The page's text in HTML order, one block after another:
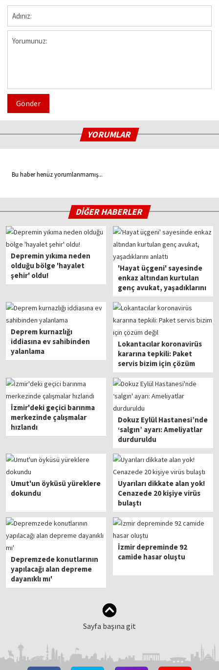
Gönder
YORUMLAR
Bu haber henüz yorumlanmamış...
DİĞER HABERLER
Depremin yıkıma neden
olduğu bölge 'hayalet
şehir' oldu!
'Hayat üçgeni' sayesinde
enkaz altından kurtulan
genç avukat, yaşadıklarını
anlattı
Deprem kurnazlığı
iddiasına ev sahibinden
yalanlama
Lokantacılar koronavirüs
kararına tepkili: Paket
servis bizim için çözüm
değil
İzmir'deki geçici barınma
merkezinde çalışmalar
hızlandı
Dokuz Eylül Hastanesi’nde
‘salgın’ ayarı: Ameliyatlar
durduruldu
Umut'un öyküsü yüreklere
dokundu
Uyarıları dikkate alan yok!
Cenazede 20 kişiye virüs
bulaştı
Depremzede konutlarının
yapılacağı alan depreme
dayanıklı mı'
İzmir depreminde 92
camide hasar oluştu
Sayfa başına git